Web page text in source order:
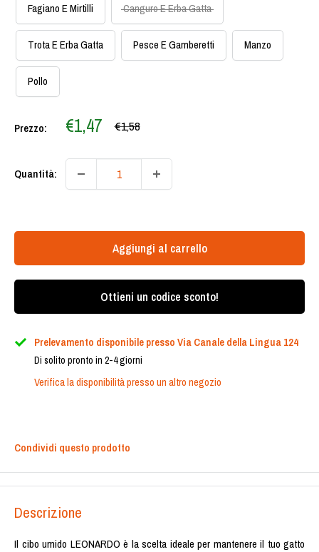
Fagiano E Mirtilli Canguro E Erba Gatta
Trota E Erba Gatta Pesce E Gamberetti Manzo
Pollo
Prezzo: Prezzo
€1,47 Prezzo
€1,58
Quantità:
Aggiungi al carrello
Ottieni un codice sconto!
Prelevamento disponibile presso Via Canale della Lingua 124
Di solito pronto in 2-4 giorni
Verifica la disponibilità presso un altro negozio
Condividi questo prodotto
Descrizione
Il cibo umido LEONARDO è la scelta ideale per mantenere il tuo gatto